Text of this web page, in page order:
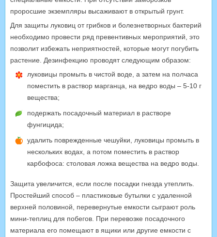
проросшие экземпляры высаживают в открытый грунт.
Для защиты луковиц от грибков и болезнетворных бактерий
необходимо провести ряд превентивных мероприятий, это
позволит избежать неприятностей, которые могут погубить
растение. Дезинфекцию проводят следующим образом:
луковицы промыть в чистой воде, а затем на полчаса
поместить в раствор марганца, на ведро воды – 5-10 г
вещества;
подержать посадочный материал в растворе
фунгицида;
удалить поврежденные чешуйки, луковицы промыть в
нескольких водах, а потом поместить в раствор
карбофоса: столовая ложка вещества на ведро воды.
Защита увеличится, если после посадки гнезда утеплить.
Простейший способ – пластиковые бутылки с удаленной
верхней половиной, перевернутые емкости сыграют роль
мини-теплиц для побегов. При перевозке посадочного
материала его помещают в ящики или другие емкости с